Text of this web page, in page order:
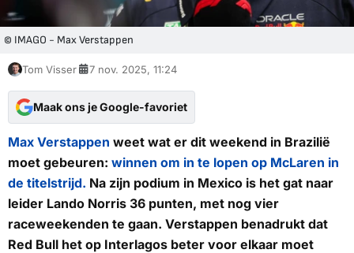
© IMAGO - Max Verstappen
Tom Visser 7 nov. 2025, 11:24
Maak ons je Google-favoriet
Max Verstappen weet wat er dit weekend in Brazilië
moet gebeuren: winnen om in te lopen op McLaren in
de titelstrijd. Na zijn podium in Mexico is het gat naar
leider Lando Norris 36 punten, met nog vier
raceweekenden te gaan. Verstappen benadrukt dat
Red Bull het op Interlagos beter voor elkaar moet